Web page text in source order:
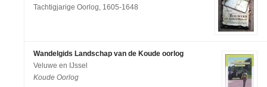
Tachtigjarige Oorlog, 1605-1648
Wandelgids Landschap van de Koude oorlog
Veluwe en IJssel
Koude Oorlog